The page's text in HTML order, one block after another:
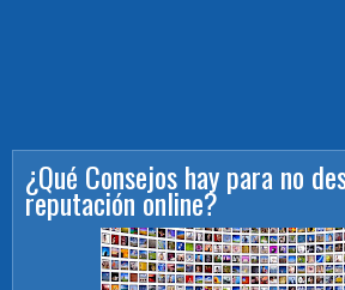
¿Qué Consejos hay para no
reputación online?